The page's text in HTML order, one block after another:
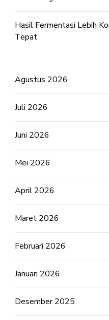
Hasil Fermentasi Lebih
Tepat
Agustus 2026
Juli 2026
Juni 2026
Mei 2026
April 2026
Maret 2026
Februari 2026
Januari 2026
Desember 2025